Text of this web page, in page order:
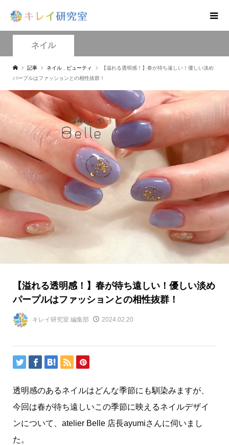
ネイル
記事 ネイル ビューティ
【溢れる透明感！】春が待ち遠しい！優しい淡め
パープルはファッションとの相性抜群！
【溢れる透明感！】春が待ち遠しい！優しい淡め
パープルはファッションとの相性抜群！
キレイ研究室 編集部 2024.02.20
透明感のあるネイルはどんな季節にも馴染みますが、
今回は春が待ち遠しいこの季節に映えるネイルデザイ
ンについて、atelier Belle 店長ayumiさんに伺いまし
た。